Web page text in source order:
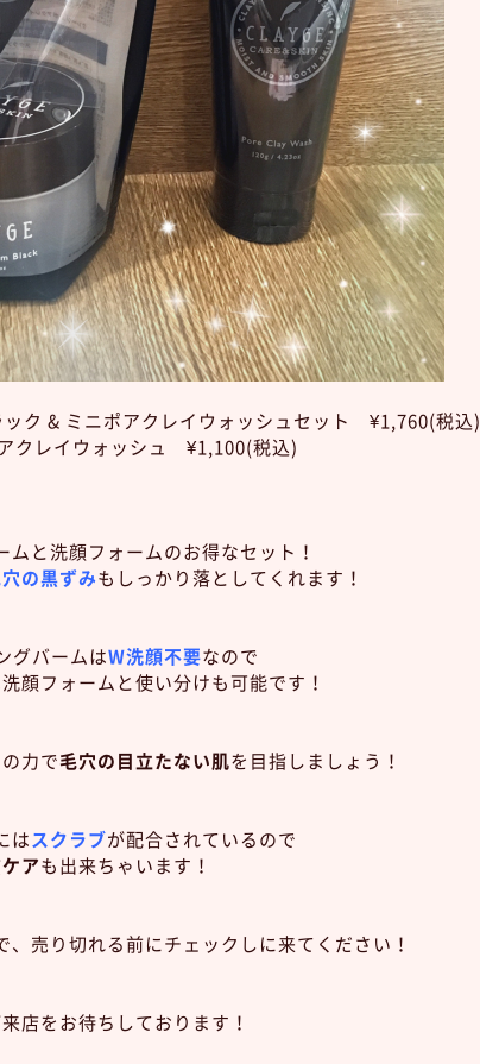
ク & ミニポアクレイウォッシュセット ¥1,760(税込)
クレイウォッシュ ¥1,100(税込)
ムと洗顔フォームのお得なセット！
の黒ずみもしっかり落としてくれます！
グバームはW洗顔不要なので
顔フォームと使い分けも可能です！
力で毛穴の目立たない肌を目指しましょう！
はスクラブが配合されているので
アも出来ちゃいます！
、売り切れる前にチェックしに来てください！
店をお待ちしております！